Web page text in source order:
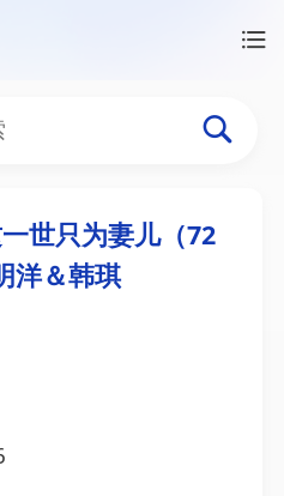
世只为妻儿（72
洋＆韩琪